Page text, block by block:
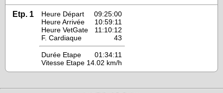
Etp. 1 Heure Départ
09:25:00
Heure Arrivée
10:59:11
Heure VetGate
11:10:12
F. Cardiaque
43
Durée Etape
01:34:11
Vitesse Etape 14.02 km/h